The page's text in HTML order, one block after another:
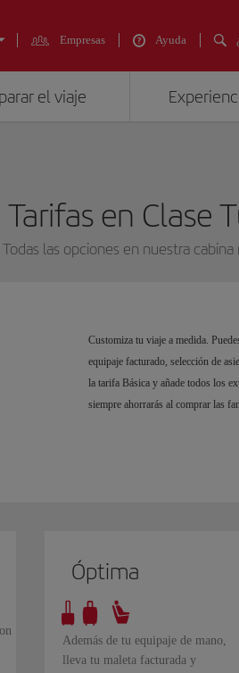
Empresas Ayuda
el viaje
Tarifas en Clase
Todas las opciones en nuestra
Customiza tu viaje a medida.
equipaje facturado, selección de
la tarifa Básica y añade todos los
siempre ahorrarás al comprar las
Óptima
Además de tu equipaje de mano,
lleva tu maleta facturada y